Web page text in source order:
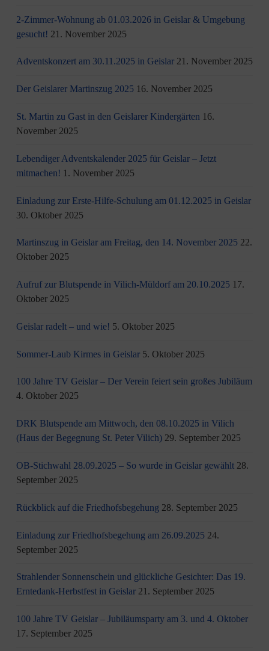
2-Zimmer-Wohnung ab 01.03.2026 in Geislar & Umgebung
gesucht! 21. November 2025
Adventskonzert am 30.11.2025 in Geislar 21. November 2025
Der Geislarer Martinszug 2025 16. November 2025
St. Martin zu Gast in den Geislarer Kindergärten 16.
November 2025
Lebendiger Adventskalender 2025 für Geislar – Jetzt
mitmachen! 1. November 2025
Einladung zur Erste-Hilfe-Schulung am 01.12.2025 in Geislar
30. Oktober 2025
Martinszug in Geislar am Freitag, den 14. November 2025 22.
Oktober 2025
Aufruf zur Blutspende in Vilich-Müldorf am 20.10.2025 17.
Oktober 2025
Geislar radelt – und wie! 5. Oktober 2025
Sommer-Laub Kirmes in Geislar 5. Oktober 2025
100 Jahre TV Geislar – Der Verein feiert sein großes Jubiläum
4. Oktober 2025
DRK Blutspende am Mittwoch, den 08.10.2025 in Vilich
(Haus der Begegnung St. Peter Vilich) 29. September 2025
OB-Stichwahl 28.09.2025 – So wurde in Geislar gewählt 28.
September 2025
Rückblick auf die Friedhofsbegehung 28. September 2025
Einladung zur Friedhofsbegehung am 26.09.2025 24.
September 2025
Strahlender Sonnenschein und glückliche Gesichter: Das 19.
Erntedank-Herbstfest in Geislar 21. September 2025
100 Jahre TV Geislar – Jubiläumsparty am 3. und 4. Oktober
17. September 2025